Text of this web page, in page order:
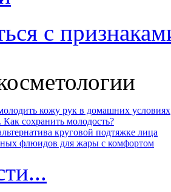
с
кожу рук в домашних условиях
сохранить молодость?
круговой подтяжке лица
флюидов для жары с комфортом